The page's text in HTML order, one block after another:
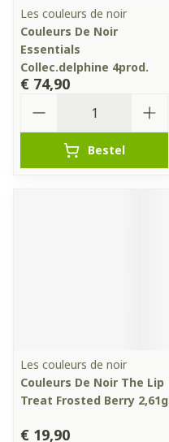
Les couleurs de noir
Couleurs De Noir
Essentials
Collec.delphine 4prod.
€ 74,90
Bestel
Les couleurs de noir
Couleurs De Noir The Lip
Treat Frosted Berry 2,61g
€ 19,90